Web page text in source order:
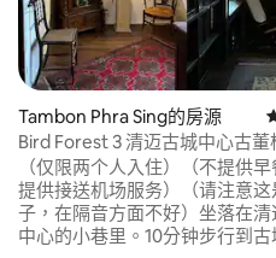
中獲得 4.87 的平均評分（滿分 5
Tambon Phra Sing的房源
Bird Forest 3 清迈古城中心古董
分钟步行到清迈主要景点）
（仅限两个人入住）（不提供
提供接送机场服务）（请注意
子，在隔音方面不好）坐落在清
中心的小巷里。10分钟步行到